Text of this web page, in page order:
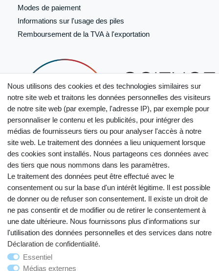
Modes de paiement
Informations sur l'usage des piles
Remboursement de la TVA à l'exportation
Droit de rétractation Mentions légales
Nous utilisons des cookies et des technologies similaires sur
notre site web et traitons les données personnelles des visiteurs
de notre site web (par exemple, l'adresse IP), par exemple pour
personnaliser le contenu et les publicités, pour intégrer des
médias de fournisseurs tiers ou pour analyser l'accès à notre
site web. Le traitement des données a lieu uniquement lorsque
des cookies sont installés. Nous partageons ces données avec
des tiers que nous nommons dans les paramètres.
Le traitement des données peut être effectué avec le
consentement ou sur la base d'un intérêt légitime. Il est possible
de donner ou de refuser son consentement. Il existe un droit de
ne pas consentir et de modifier ou de retirer le consentement à
une date ultérieure. Nous fournissons plus d'informations sur
l'utilisation des données personnelles et des services dans notre
Déclaration de confidentialité.
Essentiel
Médias externes